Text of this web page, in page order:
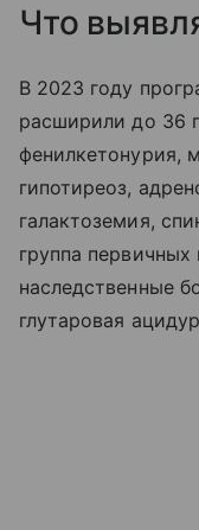
Что
В 2023 году
расширили до 36
фенилкетонурия,
гипотиреоз,
галактоземия,
группа
наследственные
глутаровая